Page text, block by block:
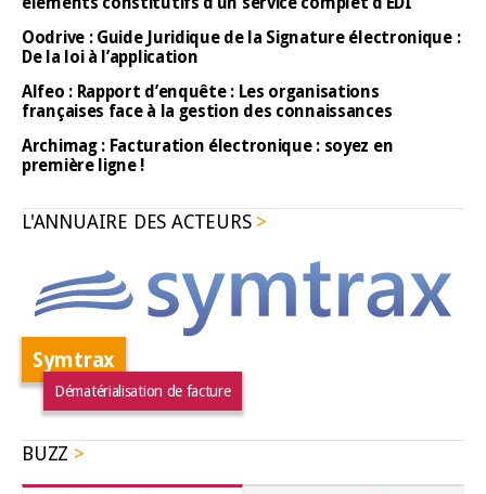
Oodrive : Guide Juridique de la Signature électronique :
De la loi à l’application
Alfeo : Rapport d’enquête : Les organisations
françaises face à la gestion des connaissances
Archimag : Facturation électronique : soyez en
première ligne !
L'ANNUAIRE DES ACTEURS
Symtrax
Dématérialisation de facture
BUZZ